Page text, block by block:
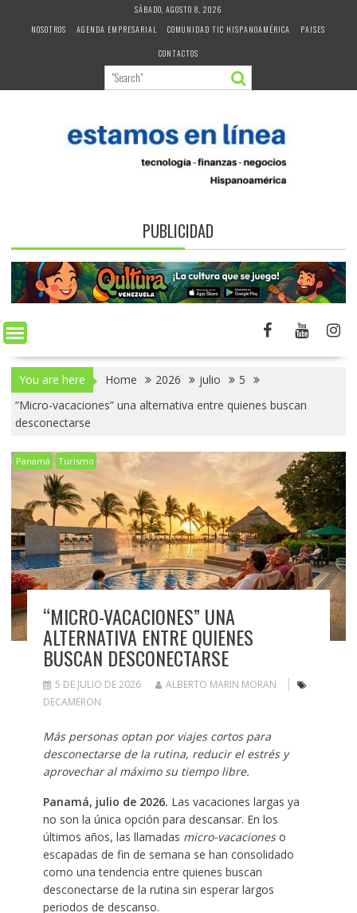
SÁBADO, AGOSTO 8, 2026
NOSOTROS
AGENDA EMPRESARIAL COMUNIDAD TIC HISPANOAMÉRICA
PAISES
CONTACTOS
PUBLICIDAD
You are here Home 2026 julio
5
“Micro-vacaciones” una alternativa entre quienes buscan
desconectarse
Panamá Turismo
“MICRO-VACACIONES” UNA
ALTERNATIVA ENTRE QUIENES
BUSCAN DESCONECTARSE
5 DE JULIO DE 2026
ALBERTO MARIN MORAN
DECAMERON
Más personas optan por viajes cortos para
desconectarse de la rutina, reducir el estrés y
aprovechar al máximo su tiempo libre.
Panamá, julio de 2026. Las vacaciones largas ya
no son la única opción para descansar. En los
últimos años, las llamadas micro-vacacioneso
escapadas de fin de semana se han consolidado
como una tendencia entre quienes buscan
desconectarse de la rutina sin esperar largos
periodos de descanso.